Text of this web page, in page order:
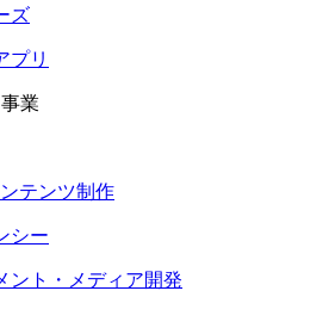
ズ
プリ
業
テンツ制作
シー
ント・メディア開発